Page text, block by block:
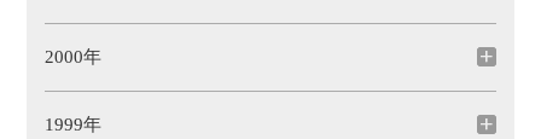
2000年
1999年